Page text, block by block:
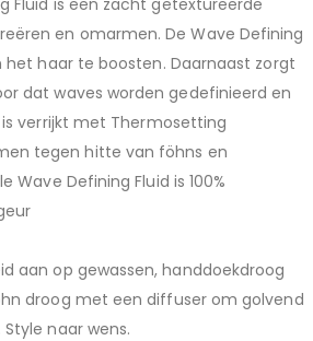
en omarmen. De Wave Defining
het haar te boosten. Daarnaast zorgt
dat waves worden gedefinieerd en
verrijkt met Thermosetting
tegen hitte van föhns en
Wave Defining Fluid is 100%
aan op gewassen, handdoekdroog
droog met een diffuser om golvend
naar wens.